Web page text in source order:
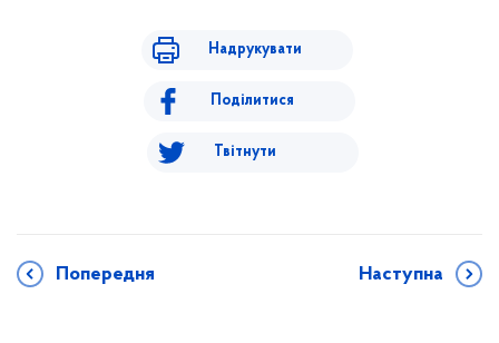
Надрукувати
Поділитися
Твітнути
Попередня Наступна